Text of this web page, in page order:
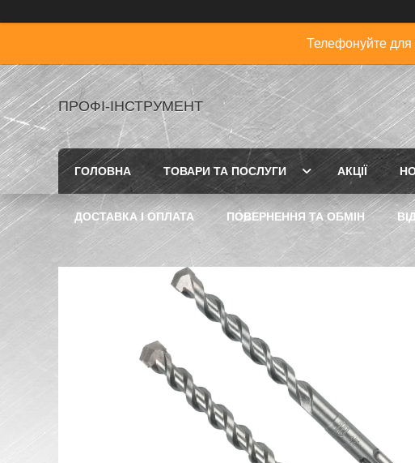
Телефонуйте
ПРОФІ-ІНСТРУМЕНТ
ГОЛОВНА ТОВАРИ ТА ПОСЛУГИ АКЦІЇ
ДОСТАВКА І ОПЛАТА ПОВЕРНЕННЯ ТА ОБМІН